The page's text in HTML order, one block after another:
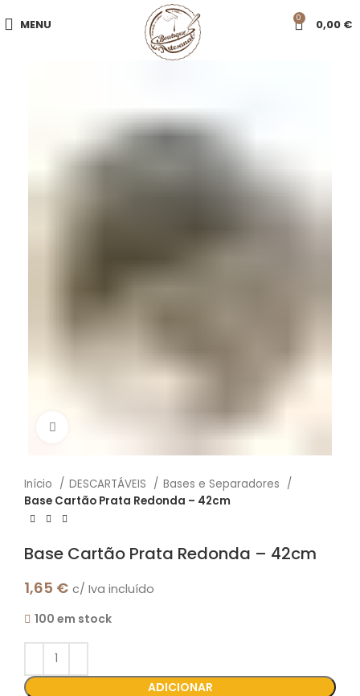
MENU 0 0,00 €
Início DESCARTÁVEIS
Bases e Separadores
Base Cartão Prata Redonda – 42cm
Base Cartão Prata Redonda – 42cm
1,65 € c/ Iva incluído
100 em stock
ADICIONAR